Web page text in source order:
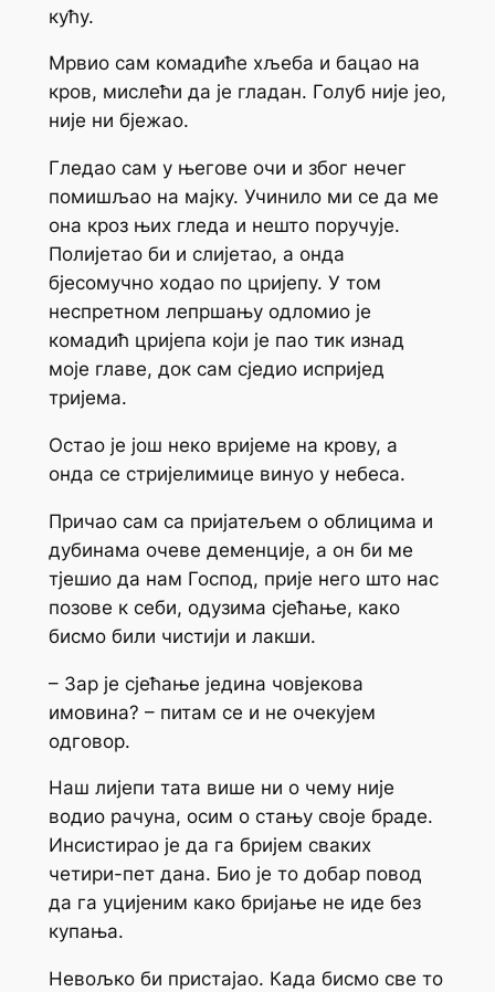
кућу.
Мрвио сам комадиће хљеба и бацао на
кров, мислећи да је гладан. Голуб није јео,
није ни бјежао.
Гледао сам у његове очи и због нечег
помишљао на мајку. Учинило ми се да ме
она кроз њих гледа и нешто поручује.
Полијетао би и слијетао, а онда
бјесомучно ходао по цријепу. У том
неспретном лепршању одломио је
комадић цријепа који је пао тик изнад
моје главе, док сам сједио испријед
тријема.
Остао је још неко вријеме на крову, а
онда се стријелимице винуо у небеса.
Причао сам са пријатељем о облицима и
дубинама очеве деменције, а он би ме
тјешио да нам Господ, прије него што нас
позове к себи, одузима сјећање, како
бисмо били чистији и лакши.
– Зар је сјећање једина човјекова
имовина? – питам се и не очекујем
одговор.
Наш лијепи тата више ни о чему није
водио рачуна, осим о стању своје браде.
Инсистирао је да га бријем сваких
четири-пет дана. Био је то добар повод
да га уцијеним како бријање не иде без
купања.
Невољко би пристајао. Када бисмо све то